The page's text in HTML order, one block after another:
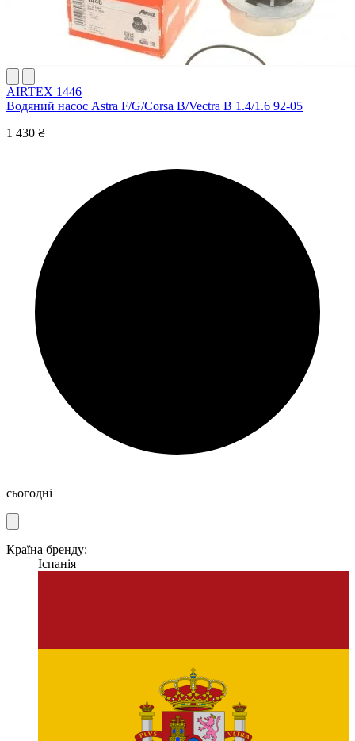
AIRTEX 1446
Водяний насос Astra F/G/Corsa B/Vectra B 1.4/1.6 92-05
1 430 ₴
сьогодні
Країна бренду:
Іспанія